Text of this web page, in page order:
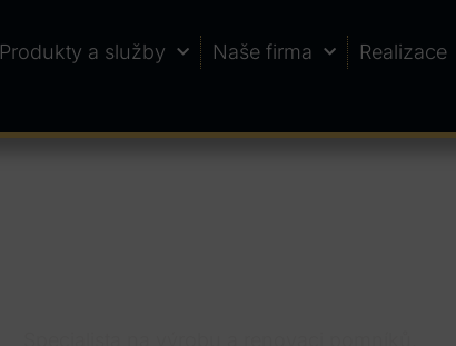
Produkty a služby Naše firma Realizace